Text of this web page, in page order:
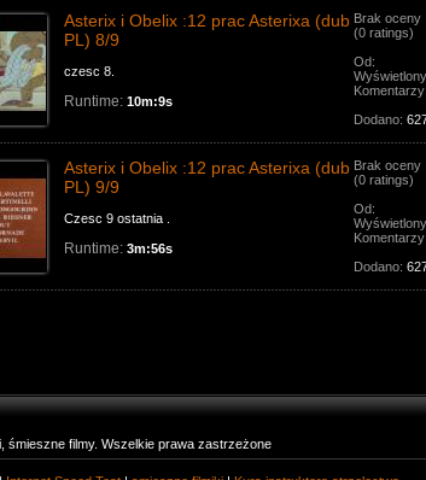
Asterix i Obelix :12 prac Asterixa (dub
PL) 8/9
czesc 8.
Runtime: 10m:9s
Brak oceny
(0 ratings)
Od:
Komentarzy:
Dodano:
Asterix i Obelix :12 prac Asterixa (dub
PL) 9/9
Czesc 9 ostatnia .
Runtime: 3m:56s
Brak oceny
(0 ratings)
Od:
Komentarzy:
Dodano:
śmieszne filmy. Wszelkie prawa zastrzeżone